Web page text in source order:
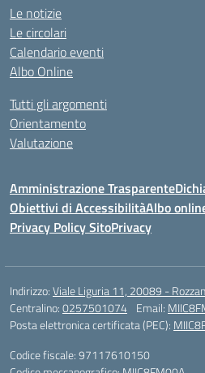
Le notizie
Le circolari
Calendario eventi
Albo Online
Tutti gli argomenti
Orientamento
Valutazione
Amministrazione Trasparente
Obiettivi di AccessibilitàAlbo
Privacy Policy SitoPrivacy
Indirizzo:Viale Liguria 11, 20089 -
Centralino:0257501074 Email:
Posta elettronica certificata (PEC):
Codice fiscale: 97117610150